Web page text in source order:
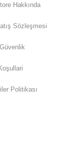
Hakkında
Sözleşmesi
Politikası